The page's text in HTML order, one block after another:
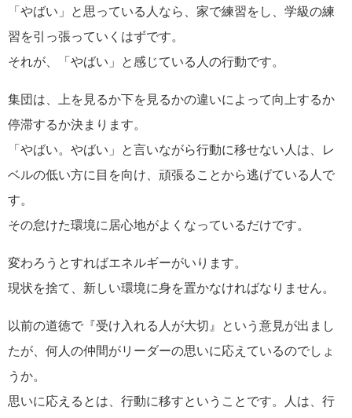
「やばい」と思っている人なら、家で練習をし、学級の練
習を引っ張っていくはずです。
それが、「やばい」と感じている人の行動です。
集団は、上を見るか下を見るかの違いによって向上するか
停滞するか決まります。
「やばい。やばい」と言いながら行動に移せない人は、レ
ベルの低い方に目を向け、頑張ることから逃げている人で
す。
その怠けた環境に居心地がよくなっているだけです。
変わろうとすればエネルギーがいります。
現状を捨て、新しい環境に身を置かなければなりません。
以前の道徳で『受け入れる人が大切』という意見が出まし
たが、何人の仲間がリーダーの思いに応えているのでしょ
うか。
思いに応えるとは、行動に移すということです。人は、行